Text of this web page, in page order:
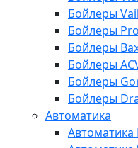
Бойлеры
Бойлеры
Бойлеры
Бойлеры
Бойлеры
Бойлеры
Автоматика
Автоматика